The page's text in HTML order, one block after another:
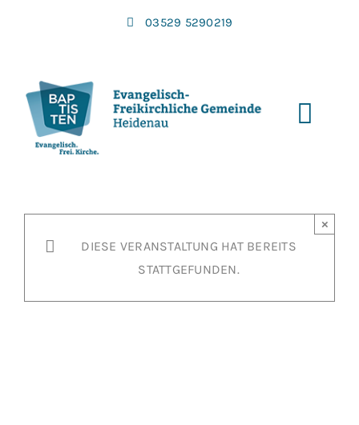
03529 5290219
DIESE VERANSTALTUNG HAT BEREITS
STATTGEFUNDEN.
×